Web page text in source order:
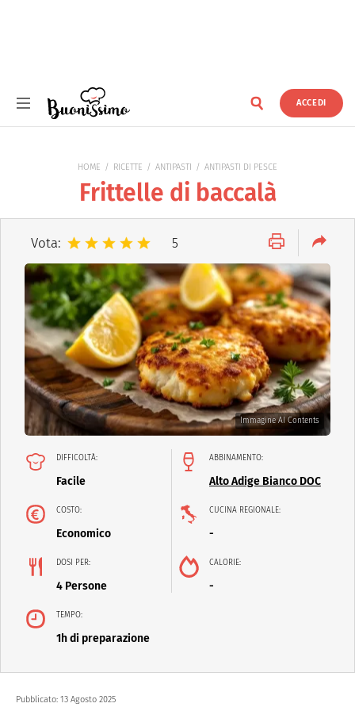
ACCEDI
HOME RICETTE ANTIPASTI ANTIPASTI DI PESCE
Frittelle di baccalà
Vota: 5
Immagine AI Contents
DIFFICOLTÀ:
Facile
ABBINAMENTO:
Alto Adige Bianco DOC
COSTO:
Economico
CUCINA REGIONALE:
-
DOSI PER:
4 Persone
CALORIE:
-
TEMPO:
1h di preparazione
Pubblicato: 13 Agosto 2025